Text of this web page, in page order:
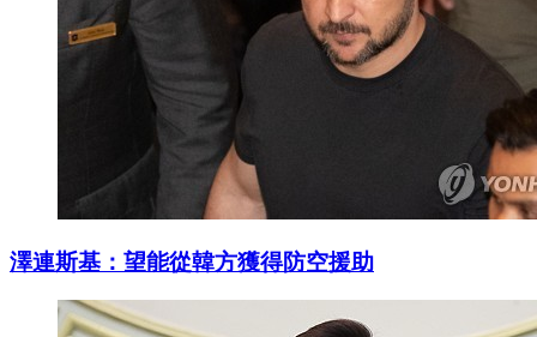
澤連斯基：望能從韓方獲得防空援助